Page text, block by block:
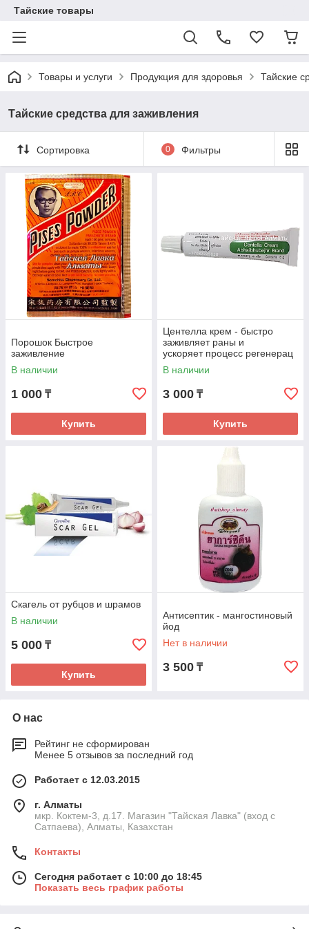
Тайские товары
Товары и услуги Продукция для здоровья Тайские
Тайские средства для заживления
Сортировка 0 Фильтры
Порошок Быстрое
заживление
В наличии
1 000 ₸
Купить
Центелла крем - быстро
заживляет раны и
ускоряет процесс регенерац
ии
В наличии
3 000 ₸
Купить
Скагель от рубцов и шрамов
В наличии
5 000 ₸
Купить
Антисептик - мангостиновый
йод
Нет в наличии
3 500 ₸
О нас
Рейтинг не сформирован
Менее 5 отзывов за последний год
Работает с 12.03.2015
г. Алматы
мкр. Коктем-3, д.17. Магазин "Тайская Лавка" (вход с
Сатпаева), Алматы, Казахстан
Контакты
Сегодня работает с 10:00 до 18:45
Показать весь график работы